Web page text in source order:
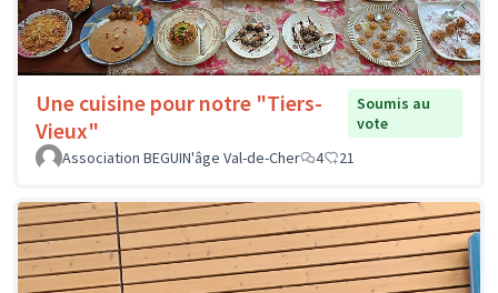
Une cuisine pour notre "Tiers-
Vieux"
Soumis au
vote
Association BEGUIN'âge Val-de-Cher
4 21